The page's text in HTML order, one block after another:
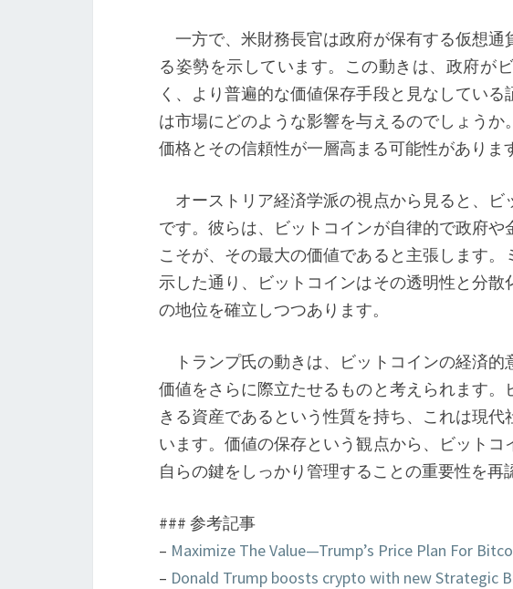
ン
準
備
金
と
ッ
ト
コ
イ
未
来
一方で、米財務長官は政府が保有する仮想通
る姿勢を示しています。この動きは、政府が
く、より普遍的な価値保存手段と見なしてい
は市場にどのような影響を与えるのでしょう
価格とその信頼性が一層高まる可能性がありま
オーストリア経済学派の視点から見ると、ビ
です。彼らは、ビットコインが自律的で政府
こそが、その最大の価値であると主張します
示した通り、ビットコインはその透明性と分
の地位を確立しつつあります。
トランプ氏の動きは、ビットコインの経済的
価値をさらに際立たせるものと考えられます
きる資産であるという性質を持ち、これは現
います。価値の保存という観点から、ビットコ
自らの鍵をしっかり管理することの重要性を再
### 参考記事
– Maximize The Value—Trump’s Price Plan For
– Donald Trump boosts crypto with new Strategic